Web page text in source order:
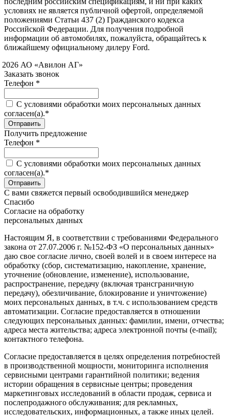
условиях не является публичной офертой, определяемой
положениями Статьи 437 (2) Гражданского кодекса
Российской Федерации. Для получения подробной
информации об автомобилях, пожалуйста, обращайтесь к
ближайшему официальному дилеру Ford.
АО «Авилон АГ»
Заказать звонок
Телефон *
C условиями обработки моих персональных данных
согласен(а).*
Получить предложение
Телефон *
C условиями обработки моих персональных данных
согласен(а).*
С вами свяжется первый освободившийся менеджер
Спасибо
Согласие на обработку
персональных данных
Настоящим Я, в соответствии с требованиями Федерального
закона от 27.07.2006 г. №152-ФЗ «О персональных данных»
даю свое согласие лично, своей волей и в своем интересе на
обработку (сбор, систематизацию, накопление, хранение,
уточнение (обновление, изменение), использование,
распространение, передачу (включая трансграничную
передачу), обезличивание, блокирование и уничтожение)
моих персональных данных, в т.ч. с использованием средств
автоматизации. Согласие предоставляется в отношении
следующих персональных данных: фамилии, имени, отчества;
адреса места жительства; адреса электронной почты (e-mail);
контактного телефона.
Согласие предоставляется в целях определения потребностей
в производственной мощности, мониторинга исполнения
сервисными центрами гарантийной политики; ведения
истории обращения в сервисные центры; проведения
маркетинговых исследований в области продаж, сервиса и
послепродажного обслуживания; для рекламных,
исследовательских, информационных, а также иных целей.